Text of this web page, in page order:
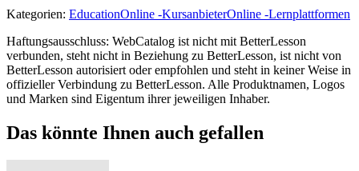
Kategorien: EducationOnline -KursanbieterOnline -Lernplattformen
Haftungsausschluss: WebCatalog ist nicht mit BetterLesson
verbunden, steht nicht in Beziehung zu BetterLesson, ist nicht von
BetterLesson autorisiert oder empfohlen und steht in keiner Weise in
offizieller Verbindung zu BetterLesson. Alle Produktnamen, Logos
und Marken sind Eigentum ihrer jeweiligen Inhaber.
Das könnte Ihnen auch gefallen